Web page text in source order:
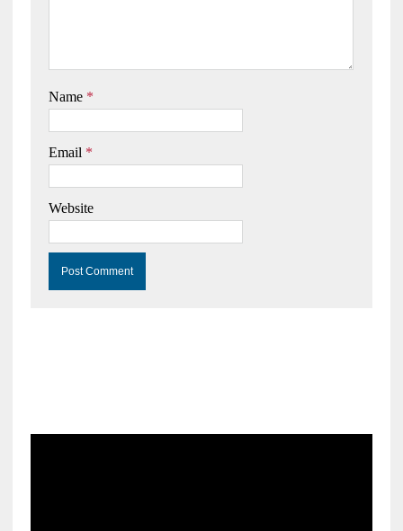
Name *
Email *
Website